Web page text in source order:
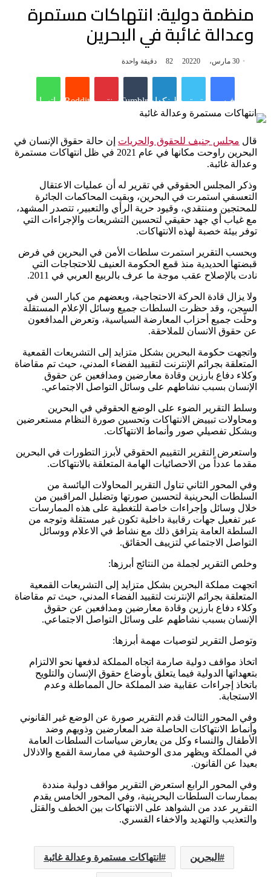
منظمة دولية: انتهاكات مستمرة
وعدالة غائبة في البحرين
30 مارس، 2022 0 دقيقة واحدة
فيسبوكتويتر لينكدإن Tumblr بينتيريستReddit واتساب
قال مجلس جنيف للحقوق والحريات إن حالة حقوق الإنسان في
البحرين راوحت مكانها في عام 2021 في ظل انتهاكات مستمرة
وعدالة غائبة.
وذكر المجلس الحقوقي في تقرير له أن عمليات الاعتقال
التعسفي استمرت في البحرين، وبقيت المحاكمات الجائرة
للمحتجين ومنتقدي، وقيود حرية الرأي والتعبير، تتصدر المشهد،
مع غياب أي جهد حقيقي لتحسين التشريعات والإجراءات التي
توفر بيئة خصبة لهذه الانتهاكات.
وبحسب التقرير استمرت سلطات الأمن في البحرين في فرض
قبضتها الحديدية منذ قمع الحكومة العنيف للاحتجاجات التي
نادت بالإصلاح عقب موجة ما عرف بالربيع العربي في 2011.
ولا يزال قادة الحركة الاحتجاجية، وبعضهم من كبار السن في
السجن، وقد حظرت السلطات جميع وسائل الإعلام المستقلة
وحلّت جميع أحزاب المعارضة السياسية، وتعرض المدافعون
عن حقوق الانسان للملاحقة.
واتجهت حكومة البحرين بشكل متزايد إلى التشريعات القمعية
المتعلقة بجرائم الإنترنت لتقييد الفضاء المدني، حيث تم مقاضاة
وكلاء دفاع بارزين وقادة معارضين ومدافعين عن حقوق
الإنسان بسبب نشاطهم على وسائل التواصل الاجتماعي.
وسلط التقرير الضوء على الوضع الحقوقي في البحرين
ومحاولات تبييض الانتهاكات وتحسين صورة النظام مستعرضين
وبشكل تفصيلي صور وأنماط الانتهاكات.
واستعرض التقرير التقييم الحقوقي لأبرز التطورات في البحرين
مقدما عدداً من الاحصائيات الهامة المتعلقة بالانتهاكات.
وفي المحور الثاني تناول التقرير المحاولات اليائسة من
السلطات البحرينية لتحسين صورتها وتضليل المراقبين من
خلال وسائل وإجراءات خاصة للتغطية على هذه الممارسات
عبر تفعيل جهات رقابية داخلية تكون غير مستقلة وتوجه من
السلطة العامة يترافق ذلك مع نشاط في الاعلام ووسائل
التواصل الاجتماعي لتزييف الحقائق.
وخلص التقرير لجملة من النتائج أبرزها:
اتجهت مملكة البحرين بشكل متزايد إلى التشريعات القمعية
المتعلقة بجرائم الإنترنت لتقييد الفضاء المدني، حيث تم مقاضاة
وكلاء دفاع بارزين وقادة معارضين ومدافعين عن حقوق
الإنسان بسبب نشاطهم على وسائل التواصل الاجتماعي.
وتوصل التقرير لتوصيات مهمة أبرزها:
اتخاذ مواقف دولية صارمة اتجاه المملكة لدفعها نحو الالتزام
بتعهداتها الدولية فيما يتعلق بأوضاع حقوق الإنسان والتلويح
باتخاذ إجراءات عقابية ضد المملكة حال المماطلة وعدم
الاستجابة.
وفي المحور الثالث قدم التقرير صورة عن الوضع غير القانوني
وأنماط الانتهاكات الحاصلة ضد المعارضين وذويهم وضد
الأطفال والنساء وكل من يعارض سياسات السلطات العامة
في المملكة ويظهر مدى الوحشية في ممارسة القمع والاذلال
بعيدا عن القانون.
وفي المحور الرابع استعرض التقرير مواقف دولية منددة
بممارسات السلطات البحرينية، وفي المحور الخامس يقدم
التقرير عدد من الشواهد على الانتهاكات بين الخطف والقتل
والتعذيب والتهديد والاخفاء القسري.
البحرين انتهاكات مستمرة وعدالة غائبة